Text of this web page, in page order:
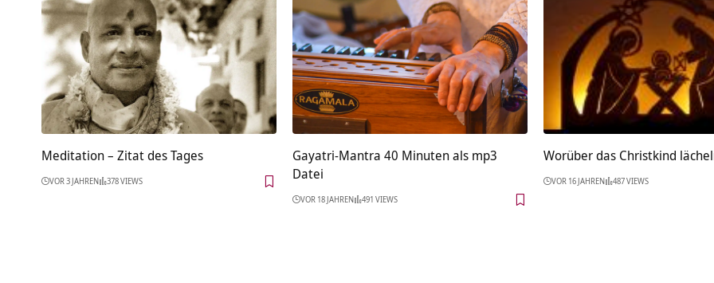
Meditation – Zitat des Tages
VOR 3 JAHREN 378 VIEWS
Gayatri-Mantra 40 Minuten als mp3
Datei
VOR 18 JAHREN 491 VIEWS
Worüber das Christkind
VOR 16 JAHREN 487 VIEWS